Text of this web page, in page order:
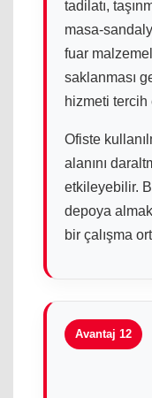
tadilatı,
masa-
fuar
saklanması
hizmeti tercih
Ofiste
alanını
etkileyebilir.
depoya
bir çalışma
Avantaj 12